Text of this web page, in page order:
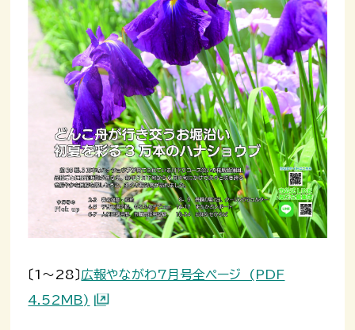
〔1～28〕 広報やながわ7月号全ページ (PDF
4.52MB)